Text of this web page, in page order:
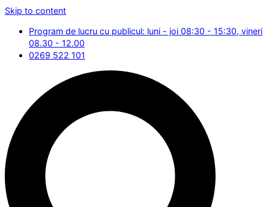
Skip to content
Program de lucru cu publicul: luni - joi 08:30 - 15:30, vineri
08.30 - 12.00
0269 522 101